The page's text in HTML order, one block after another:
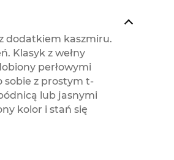
dodatkiem kaszmiru.
Klasyk z wełny
perłowymi
sobie z prostym t-
lub jasnymi
kolor i stań się